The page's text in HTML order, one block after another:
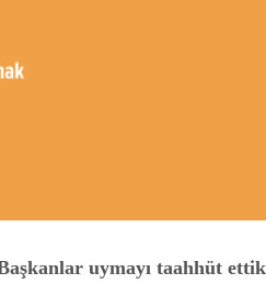
uymayı taahhüt